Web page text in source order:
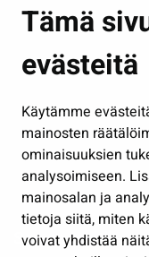
Tämä
evästeitä
Käytämme
mainosten
ominaisuuksien
analysoimiseen.
mainosalan ja
tietoja siitä, miten
voivat yhdistää
Kasvatus ja opetus
Kulttuuri ja liikunta
Työ ja yrittäminen
Osallistu ja asioi
Näytä omat
Seuraa meitä